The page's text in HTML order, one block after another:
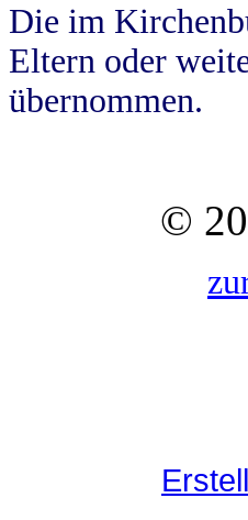
Die im
Eltern oder
übernommen.
©